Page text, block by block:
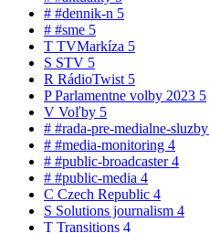
# #dennik-n 5
# #sme 5
T TVMarkíza 5
S STV 5
R RádioTwist 5
PParlamentne volby 2023 5
V Voľby 5
# #rada-pre-medialne-sluzby
# #media-monitoring 4
# #public-broadcaster4
# #public-media 4
C Czech Republic 4
S Solutions journalism 4
T Transitions 4